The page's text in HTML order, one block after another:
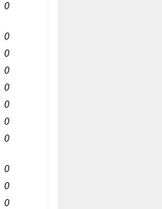
0
0
0
0
0
0
0
0
0
0
0